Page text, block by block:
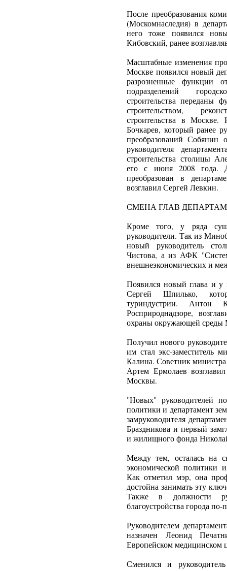
После преобразования
(Москомнаследия) в
него тоже появился
Кибовский, ранее
Масштабные изменения
Москве появился новый
разрозненные функции
подразделений
строительства переданы
строительством,
строительства в Москве.
Бочкарев, который ранее
преобразований Собянин
руководителя
строительства столицы
его с июня 2008 года.
преобразован в
возглавил Сергей Левкин.
СМЕНА ГЛАВ
Кроме того, у ряда
руководители. Так из
новый руководитель
Чистова, а из АФК
внешнеэкономических и
Появился новый глава и
Сергей Шпилько,
туриндустрии. Антон
Росприроднадзоре,
охраны окружающей среды
Получил нового
им стал экс-заместитель
Калина. Советник
Артем Ермолаев
Москвы.
"Новых" руководителей
политики и департамент
замруководителя
Браздникова и первый
и жилищного фонда
Между тем, осталась на
экономической политики
Как отметил мэр, она
достойна занимать эту
Также в должности
благоустройства города
Руководителем
назначен Леонид
Европейском медицинском
Сменился и